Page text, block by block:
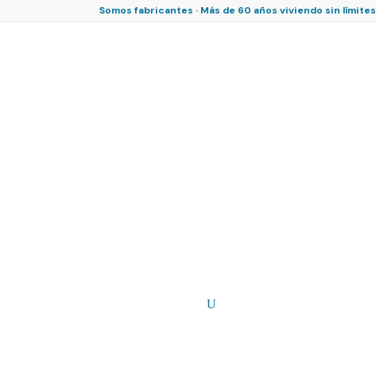
Somos fabricantes · Más de 60 años viviendo sin límites